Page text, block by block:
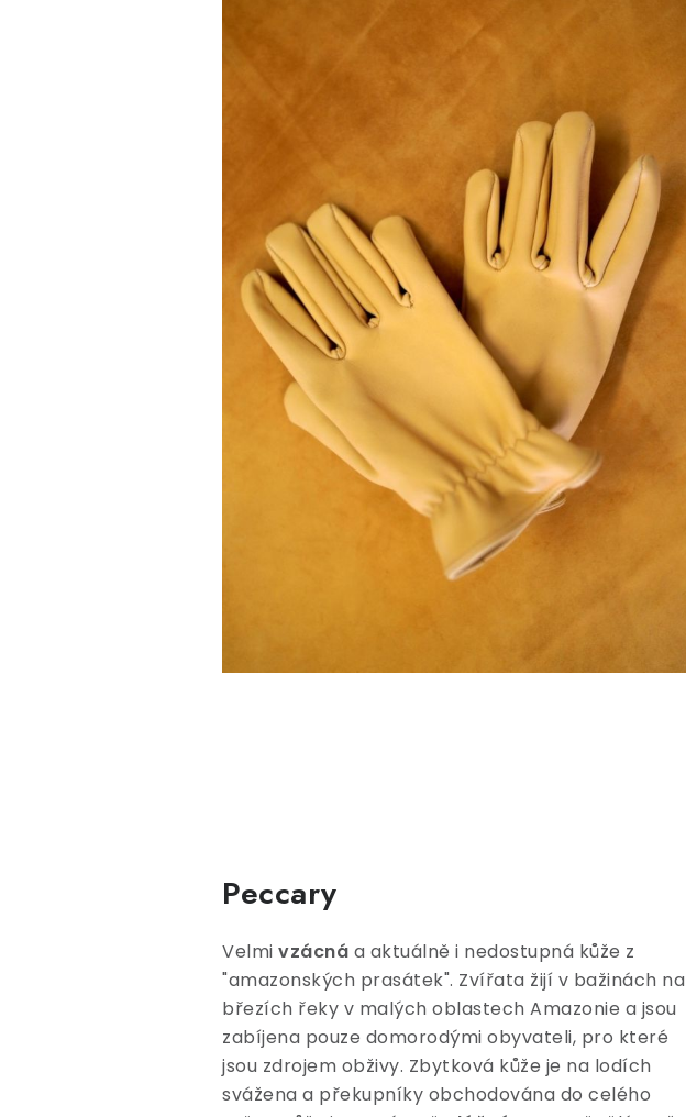
Peccary
Velmi vzácná a aktuálně i nedostupná kůže z
"amazonských prasátek". Zvířata žijí v bažinách na
březích řeky v malých oblastech Amazonie a jsou
zabíjena pouze domorodými obyvateli, pro které
jsou zdrojem obživy. Zbytková kůže je na lodích
svážena a překupníky obchodována do celého